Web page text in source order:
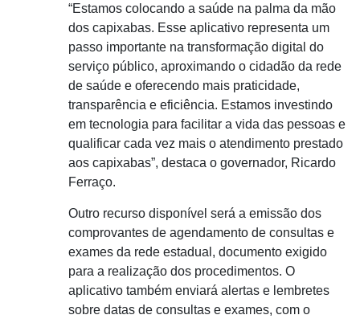
“Estamos colocando a saúde na palma da mão
dos capixabas. Esse aplicativo representa um
passo importante na transformação digital do
serviço público, aproximando o cidadão da rede
de saúde e oferecendo mais praticidade,
transparência e eficiência. Estamos investindo
em tecnologia para facilitar a vida das pessoas e
qualificar cada vez mais o atendimento prestado
aos capixabas”, destaca o governador, Ricardo
Ferraço.
Outro recurso disponível será a emissão dos
comprovantes de agendamento de consultas e
exames da rede estadual, documento exigido
para a realização dos procedimentos. O
aplicativo também enviará alertas e lembretes
sobre datas de consultas e exames, com o